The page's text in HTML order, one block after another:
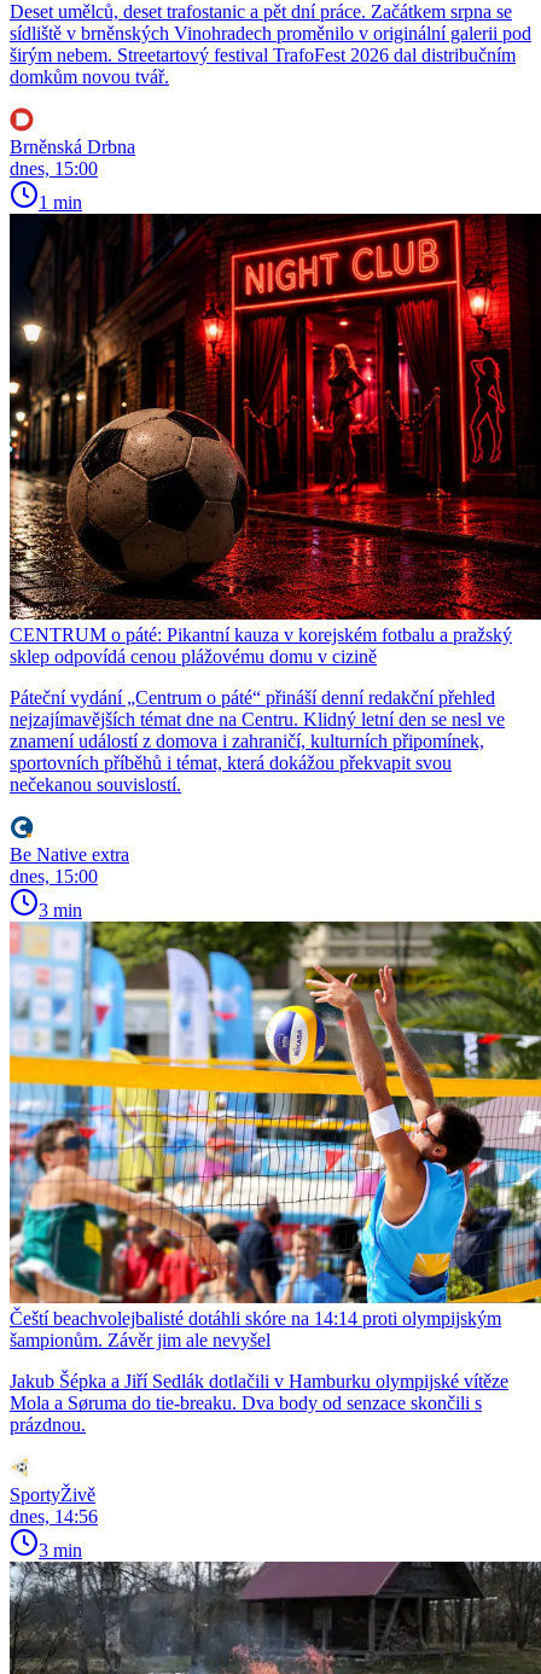
Deset umělců, deset trafostanic a pět dní práce. Začátkem srpna se
sídliště v brněnských Vinohradech proměnilo v originální galerii pod
širým nebem. Streetartový festival TrafoFest 2026 dal distribučním
domkům novou tvář.
Brněnská Drbna
dnes, 15:00
1 min
CENTRUM o páté: Pikantní kauza v korejském fotbalu a pražský
sklep odpovídá cenou plážovému domu v cizině
Páteční vydání „Centrum o páté“ přináší denní redakční přehled
nejzajímavějších témat dne na Centru. Klidný letní den se nesl ve
znamení událostí z domova i zahraničí, kulturních připomínek,
sportovních příběhů i témat, která dokážou překvapit svou
nečekanou souvislostí.
Be Native extra
dnes, 15:00
3 min
Čeští beachvolejbalisté dotáhli skóre na 14:14 proti olympijským
šampionům. Závěr jim ale nevyšel
Jakub Šépka a Jiří Sedlák dotlačili v Hamburku olympijské vítěze
Mola a Søruma do tie-breaku. Dva body od senzace skončili s
prázdnou.
SportyŽivě
dnes, 14:56
3 min